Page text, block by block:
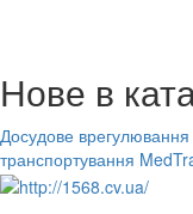
Нове в
Досудове врегулювання
транспортування